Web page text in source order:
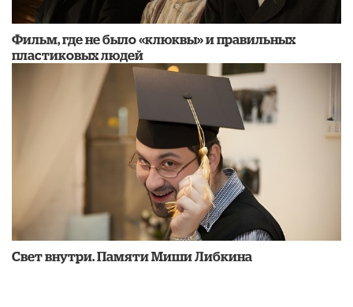
Фильм, где не было «клюквы» и правильных
пластиковых людей
​Свет внутри. Памяти Миши Либкина